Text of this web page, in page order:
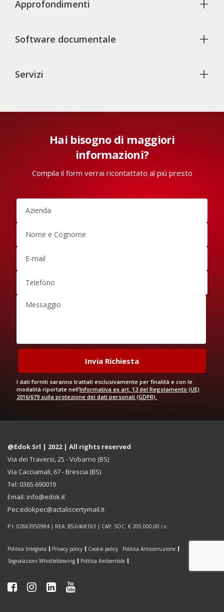
Approfondimenti
Software documentale +
Servizi +
Hai bisogno di maggiori
informazioni?
Compila il form verrai ricontattato al più presto
I dati forniti saranno trattati esclusivamente per finalità e con le
modalità riportate nell’Informativa ex art. 13 del Regolamento (UE)
2016/679 sulla protezione dei dati personali (GDPR).
@Edok Srl | 2022 | All rights reserved
Via dei Traversi, 25 - Vobarno (BS)
Via Cacciamali, 67 - Brescia (BS)
Tel: 0365.690019
Email: info@edok.it
Pec:edokpec@actaliscertymail.it
P.I. 02663950984 | REA: BS-0468163 | CAP. SOC. € 205.000,00 i.v.
Politica Integrata Privacy policy Cookie policy
Politica Anticorruzione
Segnalazioni Whistleblowing
Politica Ambientale